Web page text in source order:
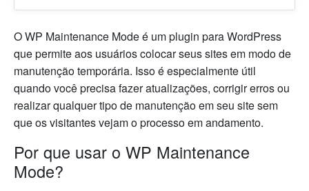
O WP Maintenance Mode é um plugin para WordPress
que permite aos usuários colocar seus sites em modo de
manutenção temporária. Isso é especialmente útil
quando você precisa fazer atualizações, corrigir erros ou
realizar qualquer tipo de manutenção em seu site sem
que os visitantes vejam o processo em andamento.
Por que usar o WP Maintenance
Mode?